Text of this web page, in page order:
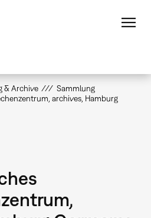
& Archive
Sammlung
archives, Hamburg